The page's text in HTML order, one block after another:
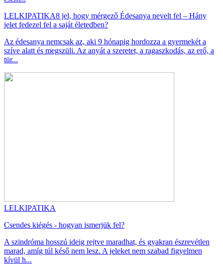
LELKIPATIKA8 jel, hogy mérgező Édesanya nevelt fel – Hány
jelet fedezel fel a saját életedben?
Az édesanya nemcsak az, aki 9 hónapig hordozza a gyermekét a
szíve alatt és megszüli. Az anyát a szeretet, a ragaszkodás, az erő, a
tür...
LELKIPATIKA
Csendes kiégés - hogyan ismerjük fel?
A szindróma hosszú ideig rejtve maradhat, és gyakran észrevétlen
marad, amíg túl késő nem lesz. A jeleket nem szabad figyelmen
kívül h...